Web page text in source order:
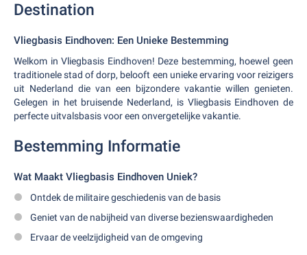
Destination
Vliegbasis Eindhoven: Een Unieke Bestemming
Welkom in Vliegbasis Eindhoven! Deze bestemming, hoewel geen
traditionele stad of dorp, belooft een unieke ervaring voor reizigers
uit Nederland die van een bijzondere vakantie willen genieten.
Gelegen in het bruisende Nederland, is Vliegbasis Eindhoven de
perfecte uitvalsbasis voor een onvergetelijke vakantie.
Bestemming Informatie
Wat Maakt Vliegbasis Eindhoven Uniek?
Ontdek de militaire geschiedenis van de basis
Geniet van de nabijheid van diverse bezienswaardigheden
Ervaar de veelzijdigheid van de omgeving